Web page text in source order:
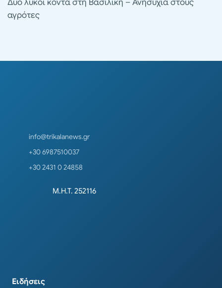
Δύο λύκοι κοντά στη Βασιλική – Ανησυχία στους
αγρότες
info@trikalanews.gr
+30 6987510037
+30 2431 0 24858
Μ.Η.Τ. 252116
Ειδήσεις